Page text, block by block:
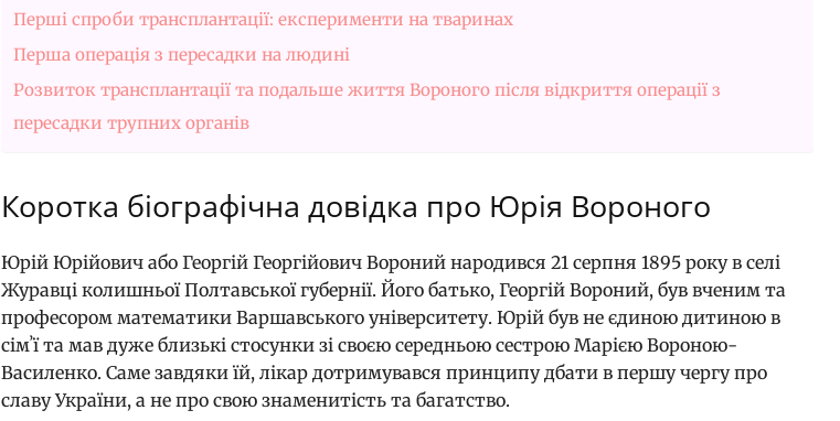
Перші спроби трансплантації: експерименти на тваринах
Перша операція з пересадки на людині
Розвиток трансплантації та подальше життя Вороного після відкриття операції з
пересадки трупних органів
Коротка біографічна довідка про Юрія Вороного
Юрій Юрійович або Георгій Георгійович Вороний народився 21 серпня 1895 року в селі
Журавці колишньої Полтавської губернії. Його батько, Георгій Вороний, був вченим та
професором математики Варшавського університету. Юрій був не єдиною дитиною в
сімʼї та мав дуже близькі стосунки зі своєю середньою сестрою Марією Вороною-
Василенко. Саме завдяки їй, лікар дотримувався принципу дбати в першу чергу про
славу України, а не про свою знаменитість та багатство.